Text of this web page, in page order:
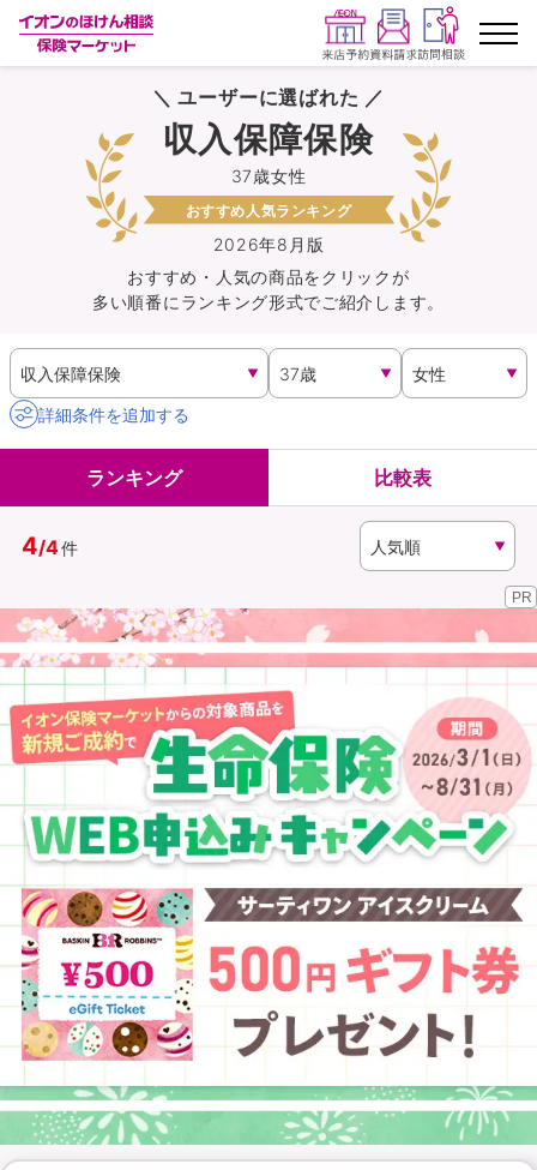
ランキングから探す
保険を比較する
保険会社から探す
イオンカード会員さま専用保険
キャンペーン一覧
イオングループ従業員さま向け
資料請求
（無料）
訪問相談
イオンカード会員さま専用保険
＼ ユーザーに選ばれた ／
2026年8月版
37歳女性
収入保障保険
おすすめ人気ランキング
おすすめ・人気の商品をクリックが
多い順番にランキング形式でご紹介します。
詳細条件を追加する
ランキング 比較表
4/4件
PR